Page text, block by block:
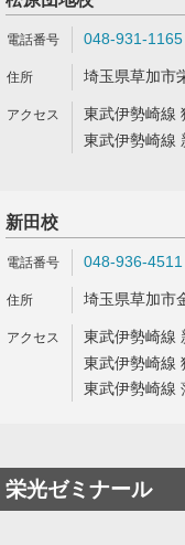
048-931-1165
埼玉県草加市
東武伊勢崎線
東武伊勢崎線
新田校
048-936-4511
埼玉県草加市
東武伊勢崎線
東武伊勢崎線
東武伊勢崎線
栄光ゼミナール